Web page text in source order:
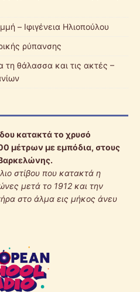
– Ιφιγένεια Ηλιοπούλου
ρύπανσης
τη θάλασσα και τις ακτές –
κατακτά το χρυσό
μέτρων με εμπόδια, στους
στίβου που κατακτά η
μετά το 1912 και την
στο άλμα εις μήκος άνευ